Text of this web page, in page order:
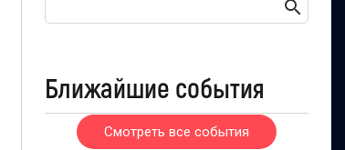
Ближайшие события
Смотреть все события